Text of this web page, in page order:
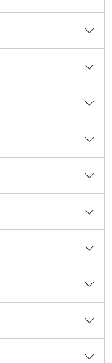
ーム
ョン
プ・ハンドソープ・石